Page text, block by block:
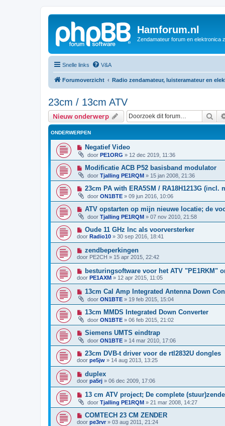
Hamforum.nl
Zendamateur forum en elektronica
Snelle links V&A
Forumoverzicht Radio zendamateur, luisteramateur en
23cm / 13cm ATV
Nieuw onderwerp
ONDERWERPEN
Negatief Video
door PE1ORG » 12 dec 2019, 11:36
Modificatie ACB P52 basisband modulator
door Tjalling PE1RQM » 15 jan 2008, 21:36
23cm PA with ERA5SM / RA18H1213G (incl.
door ON1BTE » 09 jun 2016, 10:06
ATV opstarten op mijn nieuwe locatie; de
door Tjalling PE1RQM » 07 nov 2010, 21:58
Oude 11 GHz lnc als voorversterker
door Radio10 » 30 sep 2016, 18:41
zendbeperkingen
door PE2CH » 15 apr 2015, 22:42
besturingsoftware voor het ATV "PE1RKM"
door PE1AXM » 12 apr 2015, 11:05
13cm Cal Amp Integrated Antenna Down
door ON1BTE » 19 feb 2015, 15:04
13cm MMDS Integrated Down Converter
door ON1BTE » 06 feb 2015, 21:02
Siemens UMTS eindtrap
door ON1BTE » 14 mar 2010, 17:06
23cm DVB-t driver voor de rtl2832U dongles
door pe5jw » 14 aug 2013, 13:25
duplex
door pa5rj » 06 dec 2009, 17:06
13 cm ATV project; De complete
door Tjalling PE1RQM » 21 mar 2008, 14:27
COMTECH 23 CM ZENDER
door pe3rvr » 03 aug 2011, 21:24